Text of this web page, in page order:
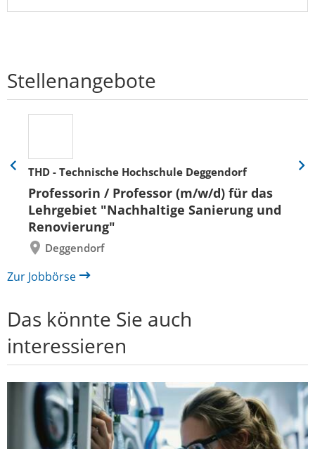
Stellenangebote
THD - Technische Hochschule Deggendorf
Professorin / Professor (m/w/d) für das
Lehrgebiet "Nachhaltige Sanierung und
Renovierung"
Deggendorf
Eine
zurück
Eine
Zur Jobbörse
Das könnte Sie auch
interessieren